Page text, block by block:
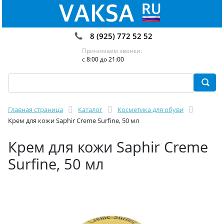
8 (925) 772 52 52
Принимаем звонки:
с 8:00 до 21:00
Главная страница Каталог
Косметика для обуви
Крем для кожи Saphir Creme Surfine, 50 мл
Крем для кожи Saphir Creme
Surfine, 50 мл